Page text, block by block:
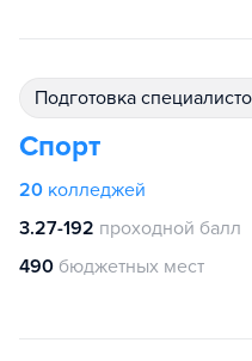
подготовка
Спорт
20 колледжей
3.27-192 проходной балл
490 бюджетных мест